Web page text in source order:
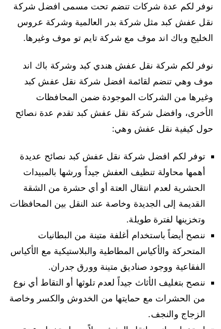
نوفر لكم عدة شركات تنضم تحت مسمى افضل شركة
نقل عفش كبد مثل شركة بدر العالمية وشركة عروس
الخليج وباك اند موف مع شركة تايم تو موف وغيرها.
نوفر لكم شركة نقل عفش هندي كبد وشركة باك اند
موف وهي تنضم لقائمة افضل شركة نقل عفش كبد
وغيرها من الشركات الموجودة ضمن المحافظات
الأخرى، وافضل شركة نقل عفش كبد تقدم عدة نصائح
حول كيفية نقل عفش وهي:
توفر لكم افضل شركة نقل عفش كبد نصائح عديدة
أهمها محاولة تنظيف العفش جيداً ورشها بالمبيدات
الحشرية لعدم انتقال العتة أو أي حشرة من الشقة
القديمة إلى الجديدة وخاصة عند النقل بين المحافظات
وتخزينها لفترة طويلة.
ننصح أيضاً باستخدام أغلفة متينة من البطانيات
المتحركة والأكياس المطاطية والبلاستيكية مع الأكياس
الفقاعية ووجود صناديق متينة وورق جدران.
ننصح بتغليف الأثاث جيداً لعدم تلوثها أو التقاط أي نوع
من الحشرات مع حمايتها من الخدوش والكسر وخاصة
الزجاج والنجف.